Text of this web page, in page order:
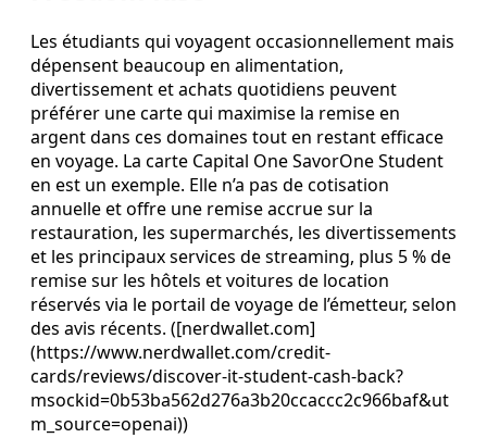
Les étudiants qui voyagent occasionnellement mais
dépensent beaucoup en alimentation,
divertissement et achats quotidiens peuvent
préférer une carte qui maximise la remise en
argent dans ces domaines tout en restant efficace
en voyage. La carte Capital One SavorOne Student
en est un exemple. Elle n’a pas de cotisation
annuelle et offre une remise accrue sur la
restauration, les supermarchés, les divertissements
et les principaux services de streaming, plus 5 % de
remise sur les hôtels et voitures de location
réservés via le portail de voyage de l’émetteur, selon
des avis récents. ([nerdwallet.com]
(https://www.nerdwallet.com/credit-
cards/reviews/discover-it-student-cash-back?
msockid=0b53ba562d276a3b20ccaccc2c966baf&ut
m_source=openai))